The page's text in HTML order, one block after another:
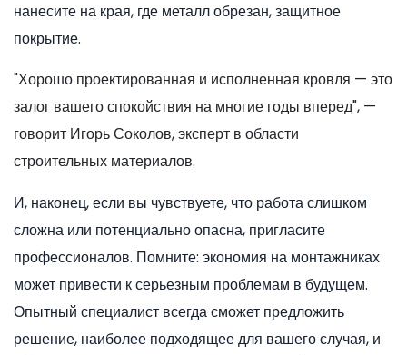
нанесите на края, где металл обрезан, защитное
покрытие.
"Хорошо проектированная и исполненная кровля — это
залог вашего спокойствия на многие годы вперед", —
говорит Игорь Соколов, эксперт в области
строительных материалов.
И, наконец, если вы чувствуете, что работа слишком
сложна или потенциально опасна, пригласите
профессионалов. Помните: экономия на монтажниках
может привести к серьезным проблемам в будущем.
Опытный специалист всегда сможет предложить
решение, наиболее подходящее для вашего случая, и